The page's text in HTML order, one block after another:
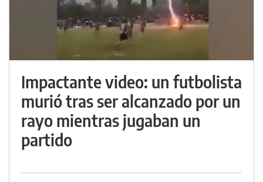
Impactante video: un futbolista
murió tras ser alcanzado por un
rayo mientras jugaban un
partido